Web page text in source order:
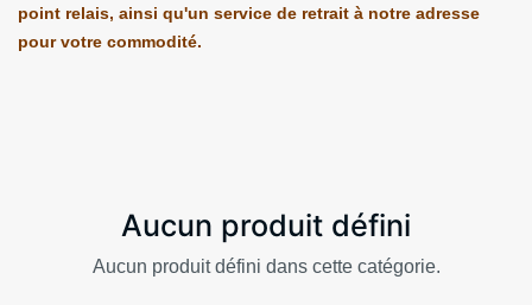
point relais, ainsi qu'un service de retrait à notre adresse
pour votre commodité.
Aucun produit défini
Aucun produit défini dans cette catégorie.